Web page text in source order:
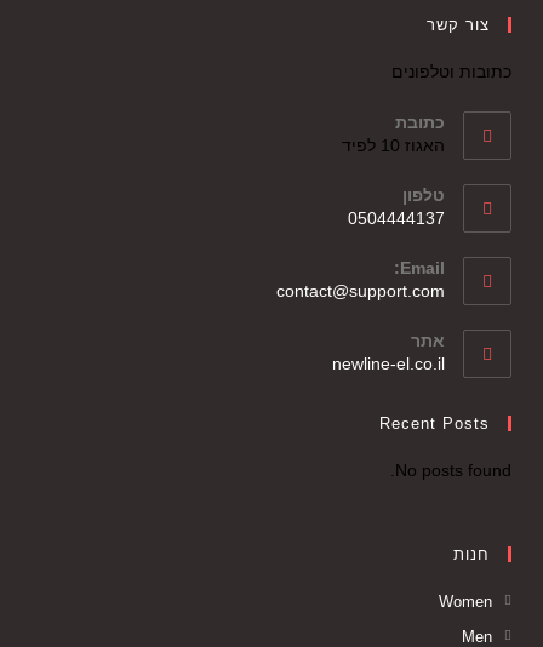
צור קשר
כתובות וטלפונים
כתובת
האגוז 10 לפיד
טלפון
0504444137
Email:
contact@support.com
אתר
newline-el.co.il
Recent Posts
No posts found.
חנות
Women
Men